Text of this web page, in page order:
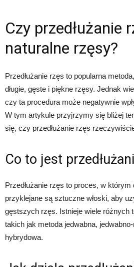
Czy przedłużanie
naturalne rzęsy?
Przedłużanie rzęs to popularna
długie, gęste i piękne rzęsy. Jednak
czy ta procedura może negatywnie
W tym artykule przyjrzymy się bliżej
się, czy przedłużanie rzęs
Co to jest
Przedłużanie rzęs to proces, w
przyklejane są sztuczne włoski, aby
gęstszych rzęs. Istnieje wiele różnych
takich jak metoda jedwabna,
hybrydowa.